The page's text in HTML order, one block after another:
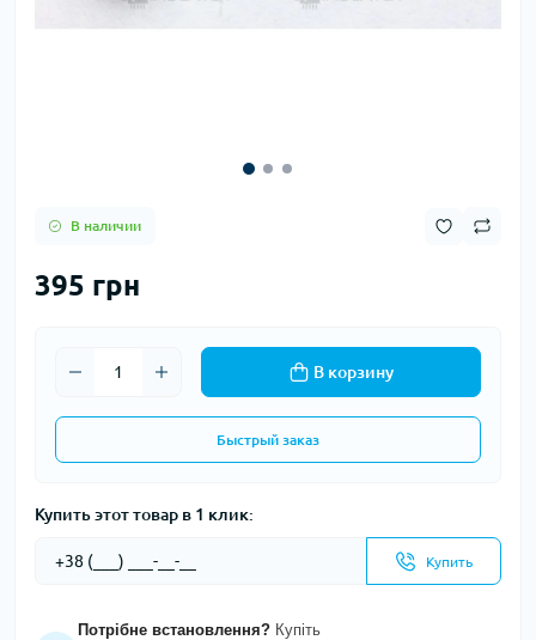
В наличии
395 грн
В корзину
Быстрый заказ
Купить этот товар в 1 клик:
Купить
Потрібне встановлення? Купіть